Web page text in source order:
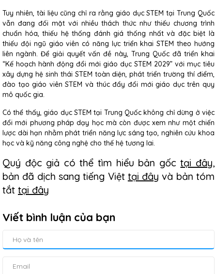
Tuy nhiên, tài liệu cũng chỉ ra rằng giáo dục STEM tại Trung Quốc
vẫn đang đối mặt với nhiều thách thức như thiếu chương trình
chuẩn hóa, thiếu hệ thống đánh giá thống nhất và đặc biệt là
thiếu đội ngũ giáo viên có năng lực triển khai STEM theo hướng
liên ngành. Để giải quyết vấn đề này, Trung Quốc đã triển khai
“Kế hoạch hành động đổi mới giáo dục STEM 2029” với mục tiêu
xây dựng hệ sinh thái STEM toàn diện, phát triển trường thí điểm,
đào tạo giáo viên STEM và thúc đẩy đổi mới giáo dục trên quy
mô quốc gia.
Có thể thấy, giáo dục STEM tại Trung Quốc không chỉ dừng ở việc
đổi mới phương pháp dạy học mà còn được xem như một chiến
lược dài hạn nhằm phát triển năng lực sáng tạo, nghiên cứu khoa
học và kỹ năng công nghệ cho thế hệ tương lai.
Quý độc giả có thể tìm hiểu bản gốctại đây,
bản đã dịch sang tiếng Việt tại đây và bản tóm
tắt tại đây
Viết bình luận của bạn